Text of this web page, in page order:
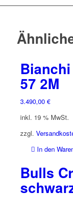
57 2M
3.490,00 €
inkl. 19 % MwSt.
zzgl.
In den
Bulls